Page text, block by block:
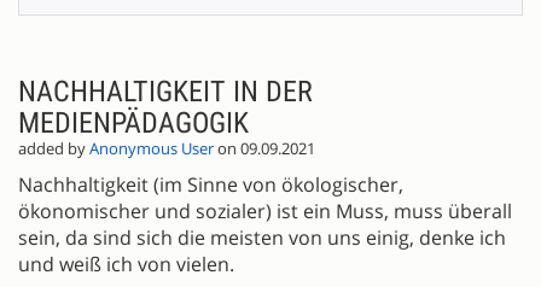
NACHHALTIGKEIT IN DER
MEDIENPÄDAGOGIK
added byAnonymous Useron 09.09.2021
Nachhaltigkeit (im Sinne von ökologischer,
ökonomischer und sozialer) ist ein Muss, muss überall
sein, da sind sich die meisten von uns einig, denke ich
und weiß ich von vielen.